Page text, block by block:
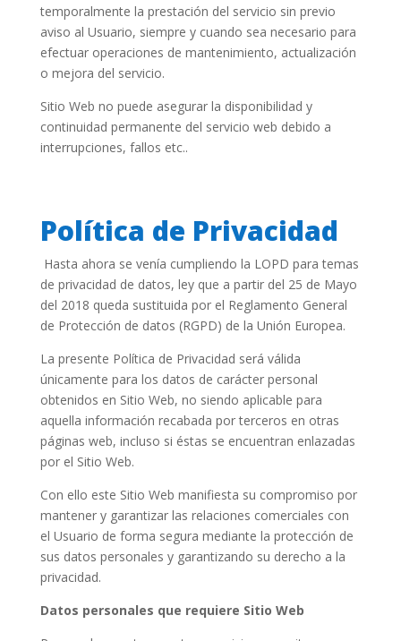
temporalmente la prestación del servicio sin previo
aviso al Usuario, siempre y cuando sea necesario para
efectuar operaciones de mantenimiento, actualización
o mejora del servicio.
Sitio Web no puede asegurar la disponibilidad y
continuidad permanente del servicio web debido a
interrupciones, fallos etc..
Política de Privacidad
Hasta ahora se venía cumpliendo la LOPD para temas
de privacidad de datos, ley que a partir del 25 de Mayo
del 2018 queda sustituida por el Reglamento General
de Protección de datos (RGPD) de la Unión Europea.
La presente Política de Privacidad será válida
únicamente para los datos de carácter personal
obtenidos en Sitio Web, no siendo aplicable para
aquella información recabada por terceros en otras
páginas web, incluso si éstas se encuentran enlazadas
por el Sitio Web.
Con ello este Sitio Web manifiesta su compromiso por
mantener y garantizar las relaciones comerciales con
el Usuario de forma segura mediante la protección de
sus datos personales y garantizando su derecho a la
privacidad.
Datos personales que requiere Sitio Web